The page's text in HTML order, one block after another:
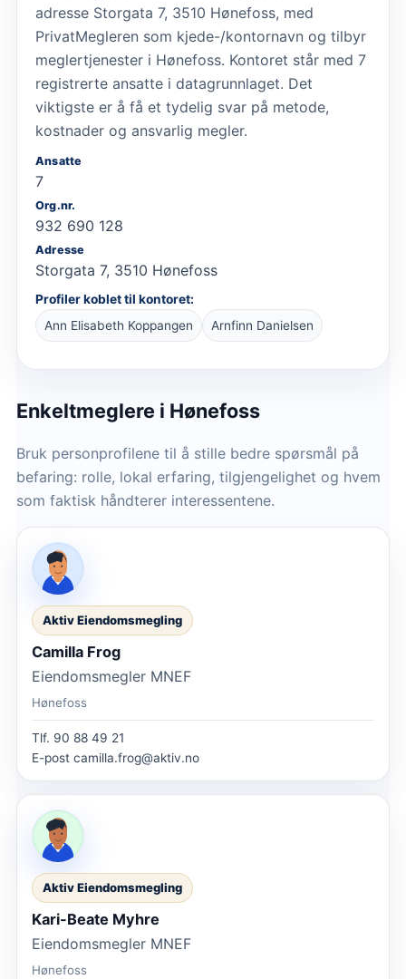
adresse Storgata 7, 3510 Hønefoss, med
PrivatMegleren som kjede-/kontornavn og tilbyr
meglertjenester i Hønefoss. Kontoret står med 7
registrerte ansatte i datagrunnlaget. Det
viktigste er å få et tydelig svar på metode,
kostnader og ansvarlig megler.
Ansatte
7
Org.nr.
932 690 128
Adresse
Storgata 7, 3510 Hønefoss
Profiler koblet til kontoret:
Ann Elisabeth Koppangen
Arnfinn Danielsen
Enkeltmeglere i Hønefoss
Bruk personprofilene til å stille bedre spørsmål på
befaring: rolle, lokal erfaring, tilgjengelighet og hvem
som faktisk håndterer interessentene.
Aktiv Eiendomsmegling
Camilla Frog
Eiendomsmegler MNEF
Hønefoss
Tlf. 90 88 49 21
E-post camilla.frog@aktiv.no
Aktiv Eiendomsmegling
Kari-Beate Myhre
Eiendomsmegler MNEF
Hønefoss